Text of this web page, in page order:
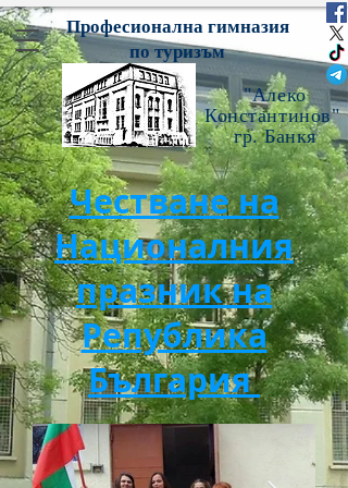
Професионална гимназия
по туризъм
"Алеко
Константинов"
гр. Банкя
Честване на
Националния
празник на
Република
България